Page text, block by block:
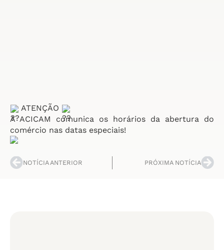
ATENÇÃO
A ACICAM comunica os horários da abertura do
comércio nas datas especiais!
NOTÍCIA ANTERIOR PRÓXIMA NOTÍCIA